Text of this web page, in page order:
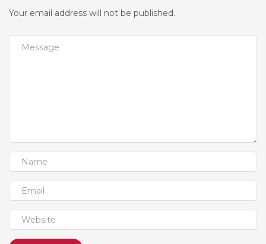
Your email address will not be published.